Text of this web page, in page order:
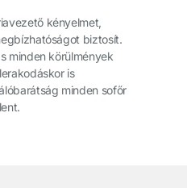
kényelmet,
biztosít.
minden körülmények
is
minden sofőr